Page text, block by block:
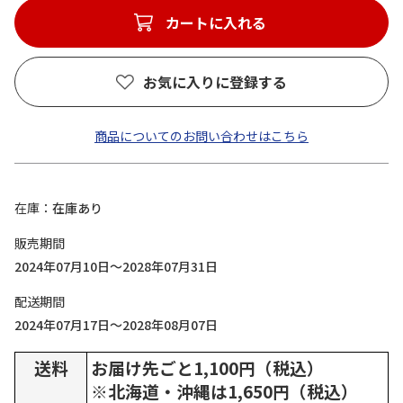
カートに入れる
お気に入りに登録する
商品についてのお問い合わせはこちら
在庫
在庫あり
販売期間
2024年07月10日～2028年07月31日
配送期間
2024年07月17日～2028年08月07日
送料
お届け先ごと1,100円（税込）
※北海道・沖縄は1,650円（税込）